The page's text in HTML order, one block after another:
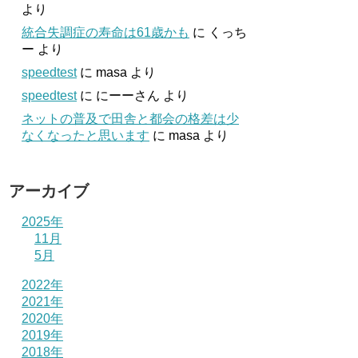
より
統合失調症の寿命は61歳かも に くっち
ー より
speedtestに masa より
speedtestに にーーさん より
ネットの普及で田舎と都会の格差は少
なくなったと思います に masa より
アーカイブ
2025年
11月
5月
2022年
2021年
2020年
2019年
2018年